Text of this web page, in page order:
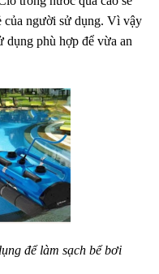
của người sử dụng. Vì vậy
dụng phù hợp để vừa an
để làm sạch bể bơi